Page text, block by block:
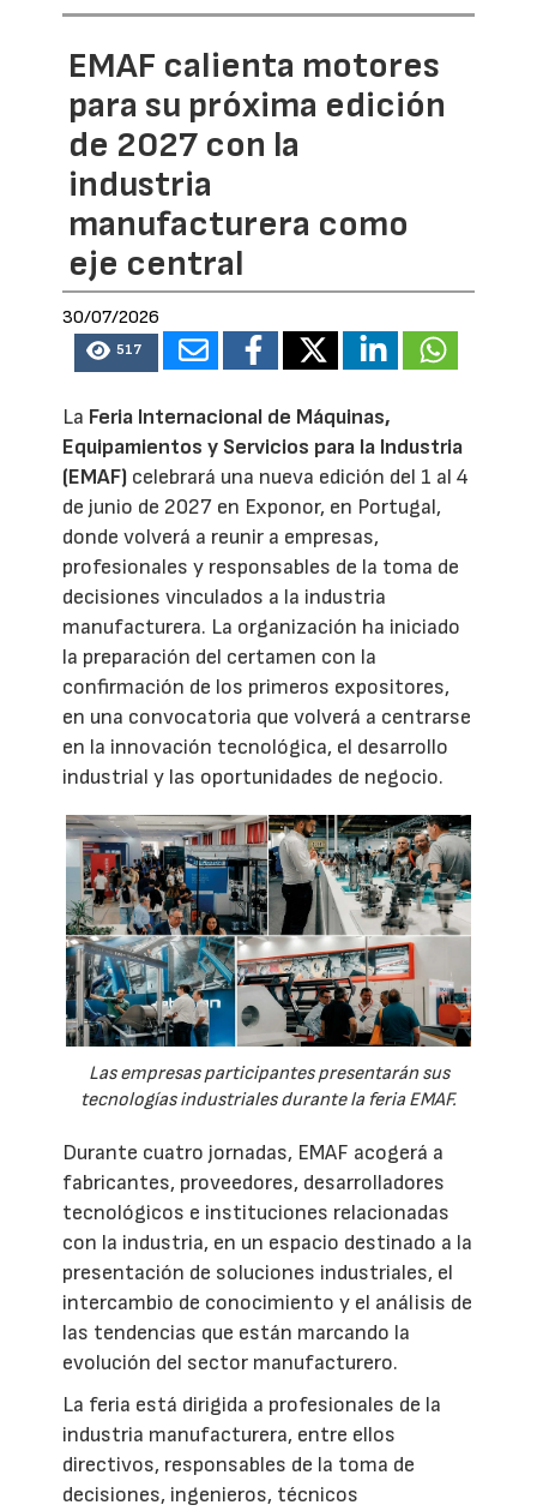
EMAF calienta motores
para su próxima edición
de 2027 con la
industria
manufacturera como
eje central
30/07/2026
517
La Feria Internacional de Máquinas,
Equipamientos y Servicios para la Industria
(EMAF) celebrará una nueva edición del 1 al 4
de junio de 2027 en Exponor, en Portugal,
donde volverá a reunir a empresas,
profesionales y responsables de la toma de
decisiones vinculados a la industria
manufacturera. La organización ha iniciado
la preparación del certamen con la
confirmación de los primeros expositores,
en una convocatoria que volverá a centrarse
en la innovación tecnológica, el desarrollo
industrial y las oportunidades de negocio.
Las empresas participantes presentarán sus
tecnologías industriales durante la feria EMAF.
Durante cuatro jornadas, EMAF acogerá a
fabricantes, proveedores, desarrolladores
tecnológicos e instituciones relacionadas
con la industria, en un espacio destinado a la
presentación de soluciones industriales, el
intercambio de conocimiento y el análisis de
las tendencias que están marcando la
evolución del sector manufacturero.
La feria está dirigida a profesionales de la
industria manufacturera, entre ellos
directivos, responsables de la toma de
decisiones, ingenieros, técnicos